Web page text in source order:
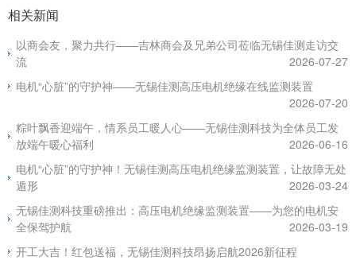
相关新闻
以商会友，聚力共行——吉林商会及兄弟公司莅临无锡佳测走访交
流
2026-07-27
电机“心脏”的守护神——无锡佳测高压电机绝缘在线监测装置
2026-07-20
粽叶飘香迎端午，情系员工暖人心——无锡佳测科技为全体员工发
放端午暖心福利
2026-06-16
电机“心脏”的守护神！无锡佳测高压电机绝缘监测装置，让故障无处
遁形
2026-03-24
无锡佳测科技重磅推出：高压电机绝缘监测装置——为您的电机安
全保驾护航
2026-03-19
开工大吉！红包送福，无锡佳测科技昂扬启航2026新征程